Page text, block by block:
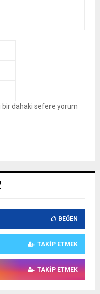
bir dahaki sefere yorum
BEĞEN
TAKIP ETMEK
TAKIP ETMEK